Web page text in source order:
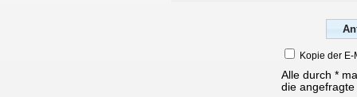
Kopie der
Alle durch *
die